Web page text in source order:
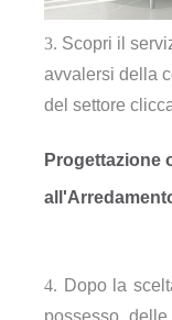
Scopri il
avvalersi della
del settore
Progettazione
Dopo la
possesso delle